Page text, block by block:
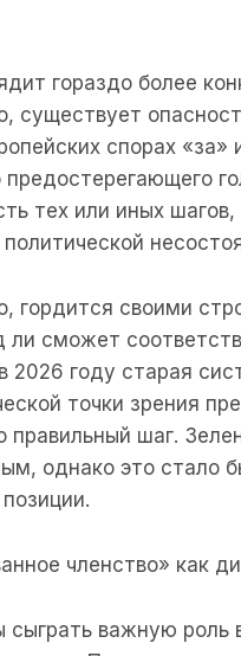
гораздо более
существует
спорах
предостерегающего
тех или иных
гордится своими
ли сможет
2026 году старая
точки зрения
шаг.
однако это стало
членство» как
сыграть важную роль